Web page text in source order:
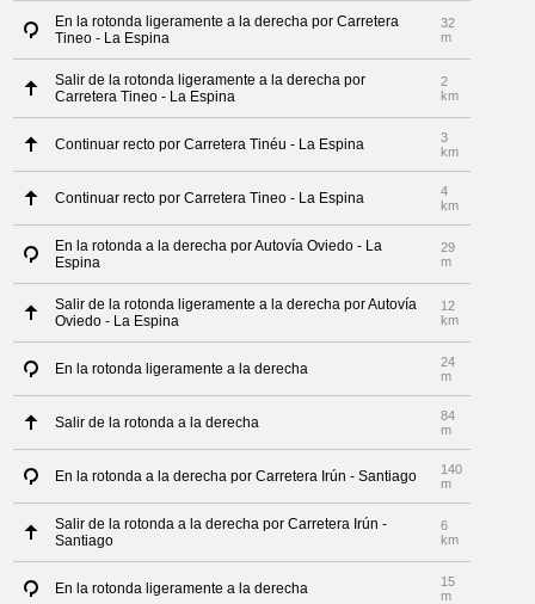
En la rotonda ligeramente a la derecha por Carretera
Tineo - La Espina
32
m
Salir de la rotonda ligeramente a la derecha por
Carretera Tineo - La Espina
2
km
Continuar recto por Carretera Tinéu - La Espina
3
km
Continuar recto por Carretera Tineo - La Espina
4
km
En la rotonda a la derecha por Autovía Oviedo - La
Espina
29
m
Salir de la rotonda ligeramente a la derecha por Autovía
Oviedo - La Espina
12
km
En la rotonda ligeramente a la derecha
24
m
Salir de la rotonda a la derecha
84
m
En la rotonda a la derecha por Carretera Irún - Santiago
140
m
Salir de la rotonda a la derecha por Carretera Irún -
Santiago
6
km
En la rotonda ligeramente a la derecha
15
m